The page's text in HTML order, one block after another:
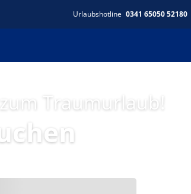
Urlaubshotline 0341 65050 52180
Traumurlaub!